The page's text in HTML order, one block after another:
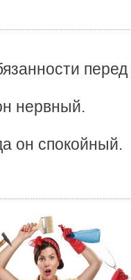
нервный.
он спокойный.